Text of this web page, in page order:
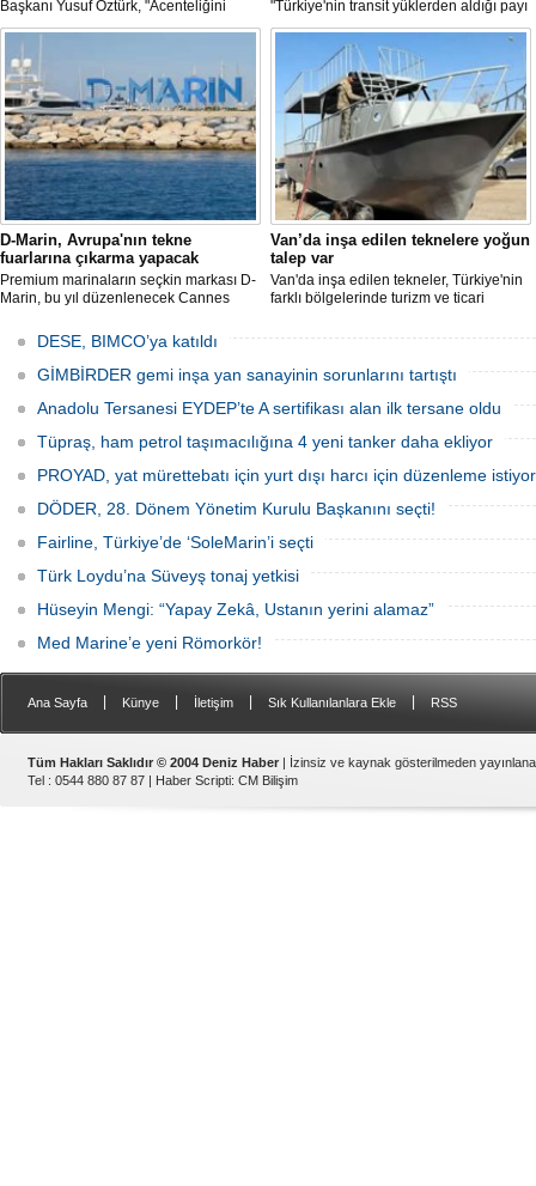
Başkanı Yusuf Öztürk, "Acenteliğini
yaptığımız gemi sayesinde süreci
baştan sona takip etme fırsatı buldum.
İlk günden itibaren hizmet anlayışındaki
değişimi hissettik. Operasyonlar çok
hızlı şekilde tamamlandı" dedi
"Türkiye'nin transit yüklerden aldığı payı
artırmak için kamu-özel sektör
eşgüdümünü güçlendirmeli; liman,
demiryolu, kara yolu ve dijital altyapı
yatırımlarını bütüncül bir anlayışla
hayata geçirmeliyiz" dedi.
D-Marin, Avrupa'nın tekne
fuarlarına çıkarma yapacak
Premium marinaların seçkin markası D-
Marin, bu yıl düzenlenecek Cannes
Uluslararası Tekne Fuarı'nda
ziyaretçileriyle yeniden buluşmaya
hazırlanıyor.
Van’da inşa edilen teknelere yoğun
talep var
Van'da inşa edilen tekneler, Türkiye'nin
farklı bölgelerinde turizm ve ticari
göllerle buluşuyor. Müşterilerin
tekneler, donanım ve özelliklerine göre
şekillendirilerek teslim ediliyor.
DESE, BIMCO’ya katıldı
GİMBİRDER gemi inşa yan sanayinin sorunlarını tartıştı
Anadolu Tersanesi EYDEP’te A sertifikası alan ilk tersane oldu
Tüpraş, ham petrol taşımacılığına 4 yeni tanker daha ekliyor
PROYAD, yat mürettebatı için yurt dışı harcı için düzenleme istiyor
DÖDER, 28. Dönem Yönetim Kurulu Başkanını seçti!
Fairline, Türkiye’de ‘SoleMarin’i seçti
Türk Loydu’na Süveyş tonaj yetkisi
Hüseyin Mengi: “Yapay Zekâ, Ustanın yerini alamaz”
Med Marine’e yeni Römorkör!
Ana Sayfa Künye İletişim Sık Kullanılanlara Ekle RSS
Tüm Hakları Saklıdır © 2004 Deniz Haber | İzinsiz ve kaynak gösterilmeden
Tel : 0544 880 87 87 | Haber Scripti: CM Bilişim